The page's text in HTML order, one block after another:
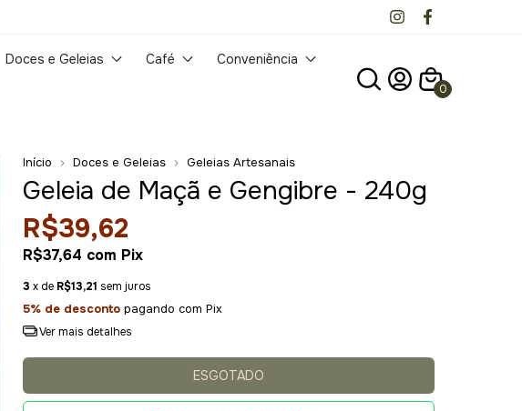
Doces e Geleias Café Conveniência
0
Início Doces e Geleias Geleias Artesanais
Geleia de Maçã e Gengibre - 240g
R$39,62
R$37,64 com Pix
3 x de R$13,21 sem juros
5% de desconto pagando com Pix
Ver mais detalhes